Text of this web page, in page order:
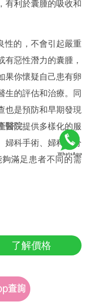
有利於囊腫的吸收和
性的，不會引起嚴重
惡性潛力的囊腫，
果你懷疑自己患有卵
生的評估和治療。同
也是預防和早期發現
醫院提供多樣化的服
婦科手術、婦科內分
滿足患者不同的需
了解價格